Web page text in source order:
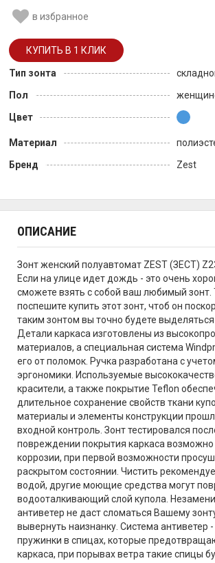
в избранное
Тип зонта
Пол
Цвет
Материал
Бренд
Zest
ОПИСАНИЕ
Зонт женский полуавтомат ZEST (ЗЕСТ)
Если на улице идет дождь - это очень
сможете взять с собой ваш любимый зонт.
поспешите купить этот зонт, чтоб он
таким зонтом вы точно будете
Детали каркаса изготовлены из
материалов, а специальная система
его от поломок. Ручка разработана с
эргономики. Используемые
красители, а также покрытие Teflon
длительное сохранение свойств ткани
материалы и элементы конструкции
входной контроль. Зонт тестировался
повреждении покрытия каркаса возможно
коррозии, при первой возможности
раскрытом состоянии. Чистить
водой, другие моющие средства могут
водооталкивающий слой купола.
антиветер не даст сломаться Вашему
вывернуть наизнанку. Система антиветер
пружинки в спицах, которые
каркаса, при порывах ветра такие спицы